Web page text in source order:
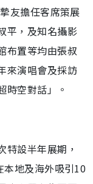
友擔任客席策展
平，及知名攝影
布置等均由張叔
來演唱會及採訪
時空對話」。
特設半年展期，
本地及海外吸引10